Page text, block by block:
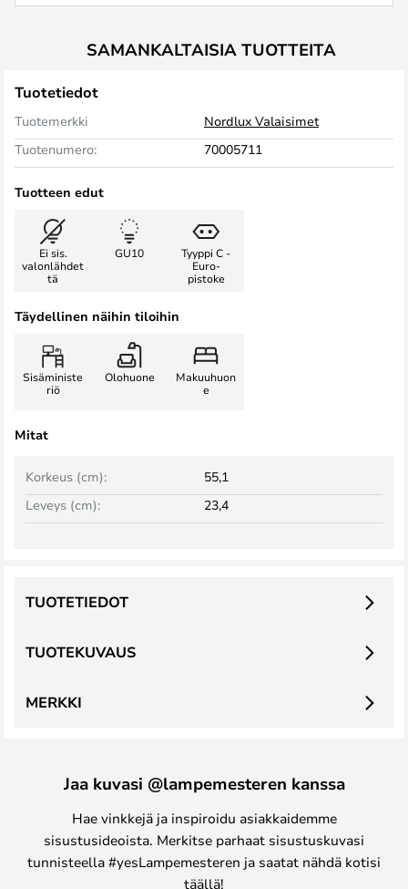
SAMANKALTAISIA TUOTTEITA
Tuotetiedot
Tuotemerkki
Nordlux Valaisimet
Tuotenumero:
70005711
Tuotteen edut
Ei sis.
valonlähdet
tä
GU10
Tyyppi C -
Euro-
pistoke
Täydellinen näihin tiloihin
Sisäministe
riö
Olohuone
Makuuhuon
e
Mitat
Leveys (cm): 23,4
Korkeus (cm): 55,1
TUOTEKUVAUS
TUOTETIEDOT
MERKKI
Jaa kuvasi @lampemesteren kanssa
Hae vinkkejä ja inspiroidu asiakkaidemme
sisustusideoista. Merkitse parhaat sisustuskuvasi
tunnisteella #yesLampemesteren ja saatat nähdä kotisi
täällä!